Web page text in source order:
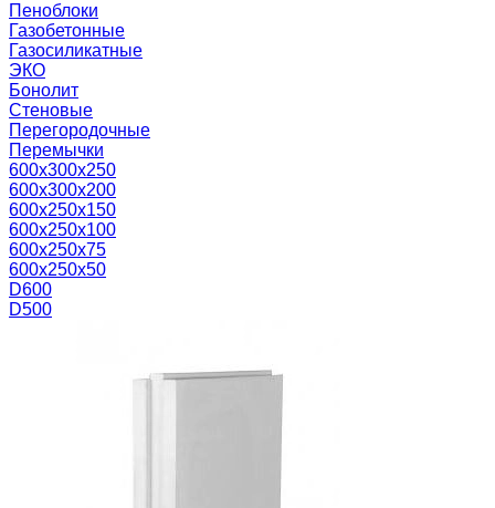
Пеноблоки
Газобетонные
Газосиликатные
ЭКО
Бонолит
Стеновые
Перегородочные
Перемычки
600х300х250
600х300х200
600х250х150
600х250х100
600х250х75
600х250х50
D600
D500